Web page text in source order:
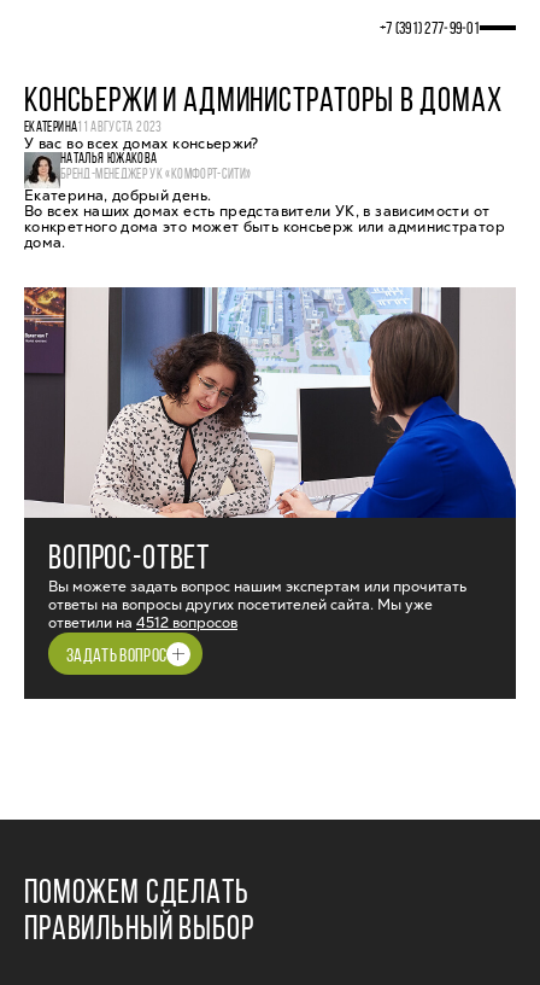
+7 (391) 277‒99‒01
КОНСЬЕРЖИ И АДМИНИСТРАТОРЫ В ДОМАХ
ЕКАТЕРИНА11 АВГУСТА 2023
У вас во всех домах консьержи?
НАТАЛЬЯ ЮЖАКОВА
БРЕНД-МЕНЕДЖЕР УК «КОМФОРТ-СИТИ»
Екатерина, добрый день.
Во всех наших домах есть представители УК, в зависимости от
конкретного дома это может быть консьерж или администратор
дома.
ВОПРОС-ОТВЕТ
Вы можете задать вопрос нашим экспертам или прочитать
ответы на вопросы других посетителей сайта. Мы уже
ответили на 4512 вопросов
ЗАДАТЬ ВОПРОС
ПОМОЖЕМ СДЕЛАТЬ
ПРАВИЛЬНЫЙ ВЫБОР